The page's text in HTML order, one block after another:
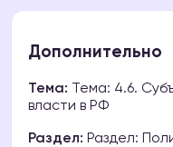
Дополнительно
Тема: Тема: 4.6.
власти в РФ
Раздел: Раздел: